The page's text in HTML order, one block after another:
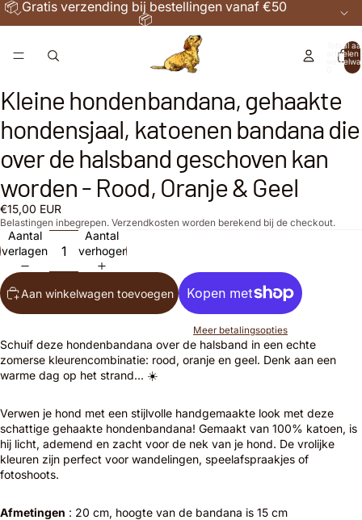
📦 Gratis verzending bij bestellingen vanaf €50
📦
Totaal
artikelen
Afbeelding
openen
in
volledig
scherm
Afbeelding
openen
in
volledig
scherm
Afbeelding
openen
in
volledig
scherm
Afbeelding
openen
in
volledig
scherm
Kleine hondenbandana, gehaakte
hondensjaal, katoenen bandana die
over de halsband geschoven kan
worden - Rood, Oranje & Geel
€15,00 EUR
Belastingen inbegrepen. Verzendkosten worden berekend bij de checkout.
Aantal
verlagen
Aantal
verhogen
Aan winkelwagen toevoegen
Meer betalingsopties
Schuif deze hondenbandana over de halsband in een echte
zomerse kleurencombinatie: rood, oranje en geel. Denk aan een
warme dag op het strand... ☀️
Verwen je hond met een stijlvolle handgemaakte look met deze
schattige gehaakte hondenbandana! Gemaakt van 100% katoen, is
hij licht, ademend en zacht voor de nek van je hond. De vrolijke
kleuren zijn perfect voor wandelingen, speelafspraakjes of
fotoshoots.
Afmetingen : 20 cm, hoogte van de bandana is 15 cm